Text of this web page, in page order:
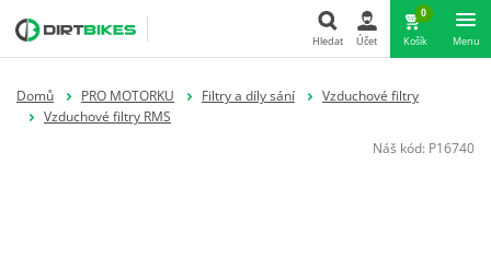
Hledat
Hledat Účet
0
Košík Menu
Domů PRO MOTORKU Filtry a díly sání
Vzduchové filtry
Vzduchové filtry RMS
Náš kód: P16740